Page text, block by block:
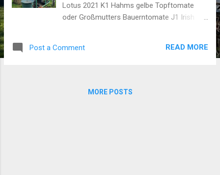
Lotus 2021 K1 Hahms gelbe Topftomate
oder Großmutters Bauerntomate J1 Irish
gelbe Topftomate Beautiful Dreamer Kellogs
Contrast Also von links im Uhrzeigersinn ...
Post a Comment READ MORE
MORE POSTS